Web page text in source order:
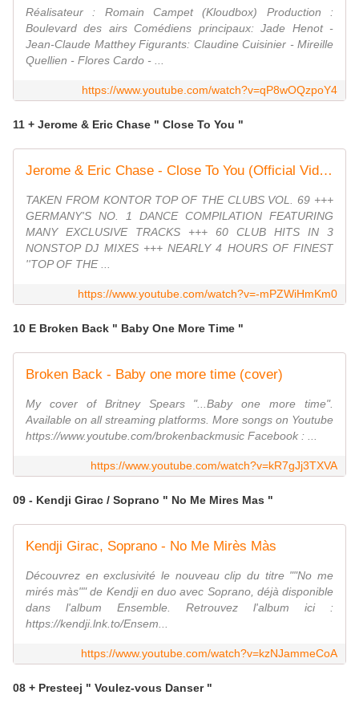
Réalisateur : Romain Campet (Kloudbox) Production :
Boulevard des airs Comédiens principaux: Jade Henot -
Jean-Claude Matthey Figurants: Claudine Cuisinier - Mireille
Quellien - Flores Cardo - ...
https://www.youtube.com/watch?v=qP8wOQzpoY4
11 + Jerome & Eric Chase " Close To You "
Jerome & Eric Chase - Close To You (Official Video HD)
TAKEN FROM KONTOR TOP OF THE CLUBS VOL. 69 +++
GERMANY'S NO. 1 DANCE COMPILATION FEATURING
MANY EXCLUSIVE TRACKS +++ 60 CLUB HITS IN 3
NONSTOP DJ MIXES +++ NEARLY 4 HOURS OF FINEST
''TOP OF THE ...
https://www.youtube.com/watch?v=-mPZWiHmKm0
10 E Broken Back " Baby One More Time "
Broken Back - Baby one more time (cover)
My cover of Britney Spears "...Baby one more time".
Available on all streaming platforms. More songs on Youtube
https://www.youtube.com/brokenbackmusic Facebook : ...
https://www.youtube.com/watch?v=kR7gJj3TXVA
09 - Kendji Girac / Soprano " No Me Mires Mas "
Kendji Girac, Soprano - No Me Mirès Màs
Découvrez en exclusivité le nouveau clip du titre ""No me
mirés màs"" de Kendji en duo avec Soprano, déjà disponible
dans l'album Ensemble. Retrouvez l'album ici :
https://kendji.lnk.to/Ensem...
https://www.youtube.com/watch?v=kzNJammeCoA
08 + Presteej " Voulez-vous Danser "